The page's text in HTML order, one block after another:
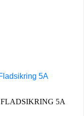
FLADSIKRING 5A